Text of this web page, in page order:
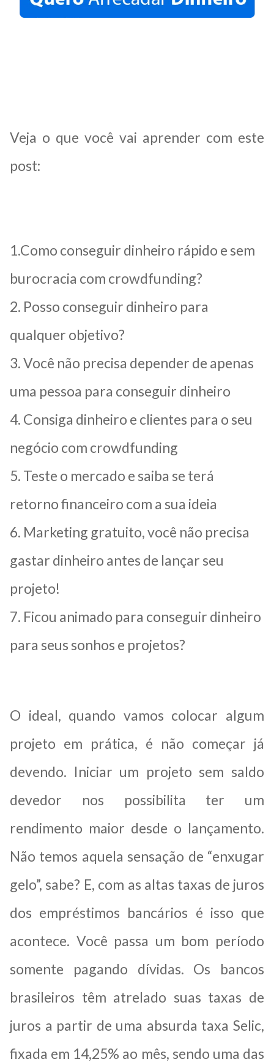
Veja o que você vai aprender com este
post:
1.Como conseguir dinheiro rápido e sem
burocracia com crowdfunding?
2. Posso conseguir dinheiro para
qualquer objetivo?
3. Você não precisa depender de apenas
uma pessoa para conseguir dinheiro
4. Consiga dinheiro e clientes para o seu
negócio com crowdfunding
5. Teste o mercado e saiba se terá
retorno financeiro com a sua ideia
6. Marketing gratuito, você não precisa
gastar dinheiro antes de lançar seu
projeto!
7. Ficou animado para conseguir dinheiro
para seus sonhos e projetos?
O ideal, quando vamos colocar algum
projeto em prática, é não começar já
devendo. Iniciar um projeto sem saldo
devedor nos possibilita ter um
rendimento maior desde o lançamento.
Não temos aquela sensação de “enxugar
gelo”, sabe? E, com as altas taxas de juros
dos empréstimos bancários é isso que
acontece. Você passa um bom período
somente pagando dívidas. Os bancos
brasileiros têm atrelado suas taxas de
juros a partir de uma absurda taxa Selic,
fixada em 14,25% ao mês, sendo uma das